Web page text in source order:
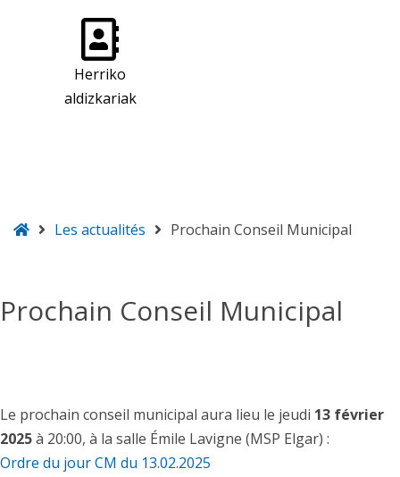
Herriko
aldizkariak
ongietorri
Les actualités Prochain Conseil Municipal
Prochain Conseil Municipal
Le prochain conseil municipal aura lieu le jeudi 13 février
2025à 20:00, à la salle Émile Lavigne (MSP Elgar) :
Ordre du jour CM du 13.02.2025